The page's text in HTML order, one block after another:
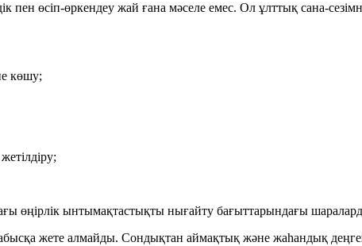
пен өсіп-өркендеу жай ғана мәселе емес. Ол ұлттық сана-
көшу;
өңірлік ынтымақтастықты нығайту бағыттарындағы
жете алмайды. Сондықтан аймақтық және жаһандық